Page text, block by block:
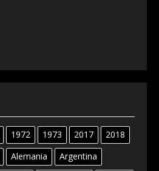
1972 1973 2017
2018
Alemania
Argentina